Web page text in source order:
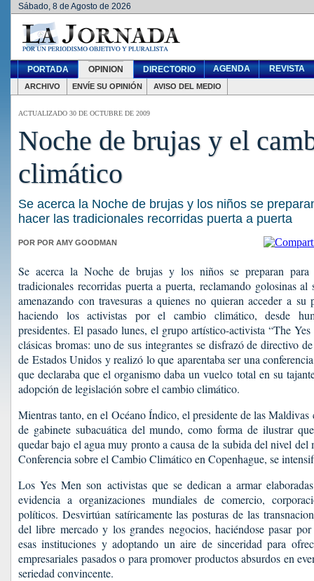
Sábado, 8 de Agosto de 2026
PORTADA OPINION DIRECTORIO AGENDA REVISTA
ARCHIVO ENVÍE SU OPINIÓN AVISO DEL MEDIO
ACTUALIZADO 30 DE OCTUBRE DE 2009
Noche de brujas y el
climático
Se acerca la Noche de brujas y los niños se
hacer las tradicionales recorridas puerta a puerta
POR POR AMY GOODMAN
Se acerca la Noche de brujas y los niños se preparan para
tradicionales recorridas puerta a puerta, reclamando golosinas
amenazando con travesuras a quienes no quieran acceder a
haciendo los activistas por el cambio climático, desde
presidentes. El pasado lunes, el grupo artístico-activista “The
clásicas bromas: uno de sus integrantes se disfrazó de directivo
de Estados Unidos y realizó lo que aparentaba ser una
que declaraba que el organismo daba un vuelco total en su
adopción de legislación sobre el cambio climático.
Mientras tanto, en el Océano Índico, el presidente de las Maldivas
de gabinete subacuática del mundo, como forma de ilustrar
quedar bajo el agua muy pronto a causa de la subida del nivel
Conferencia sobre el Cambio Climático en Copenhague, se
Los Yes Men son activistas que se dedican a armar
evidencia a organizaciones mundiales de comercio,
políticos. Desvirtúan satíricamente las posturas de las
del libre mercado y los grandes negocios, haciéndose pasar
esas instituciones y adoptando un aire de sinceridad para
empresariales pasados o para promover productos absurdos en
seriedad convincente.